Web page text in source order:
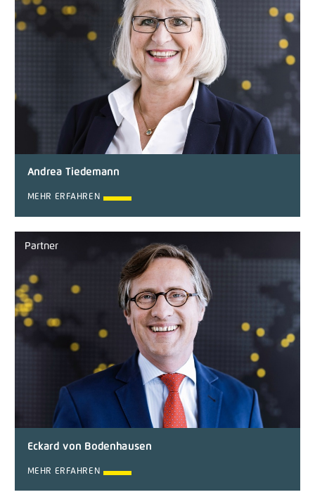
Andrea Tiedemann
MEHR ERFAHREN
Partner
Eckard von Bodenhausen
MEHR ERFAHREN